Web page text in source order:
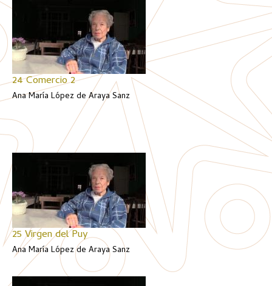
24 Comercio 2
Ana María López de Araya Sanz
25 Virgen del Puy
Ana María López de Araya Sanz